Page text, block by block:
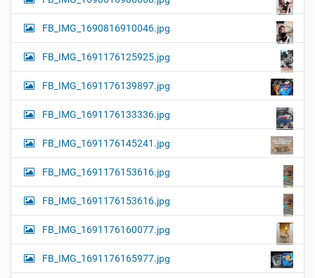
FB_IMG_1690816910046.jpg
FB_IMG_1691176125925.jpg
FB_IMG_1691176139897.jpg
FB_IMG_1691176133336.jpg
FB_IMG_1691176145241.jpg
FB_IMG_1691176153616.jpg
FB_IMG_1691176153616.jpg
FB_IMG_1691176160077.jpg
FB_IMG_1691176165977.jpg